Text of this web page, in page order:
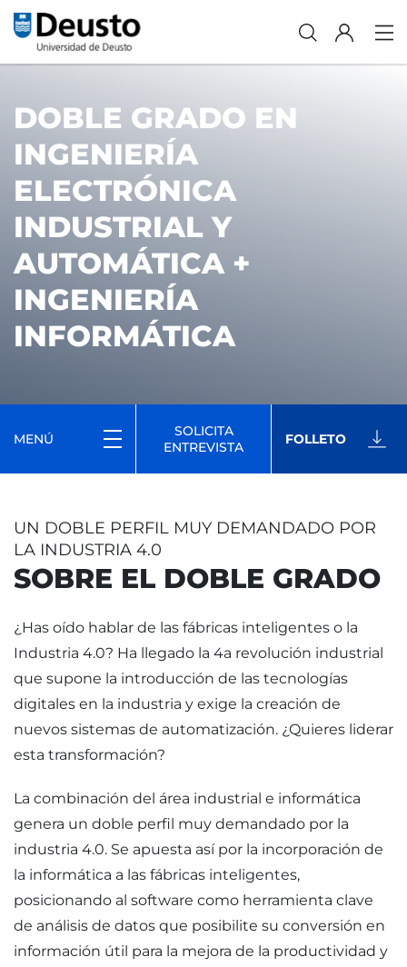
DOBLE GRADO EN
INGENIERÍA
ELECTRÓNICA
INDUSTRIAL Y
AUTOMÁTICA +
INGENIERÍA
INFORMÁTICA
MENÚ
SOLICITA
ENTREVISTA
FOLLETO
UN DOBLE PERFIL MUY DEMANDADO POR
LA INDUSTRIA 4.0
SOBRE EL DOBLE GRADO
¿Has oído hablar de las fábricas inteligentes o la
Industria 4.0? Ha llegado la 4a revolución industrial
que supone la introducción de las tecnologías
digitales en la industria y exige la creación de
nuevos sistemas de automatización. ¿Quieres liderar
esta transformación?
La combinación del área industrial e informática
genera un doble perfil muy demandado por la
industria 4.0. Se apuesta así por la incorporación de
la informática a las fábricas inteligentes,
posicionando al software como herramienta clave
de análisis de datos que posibilite su conversión en
información útil para la mejora de la productividad y